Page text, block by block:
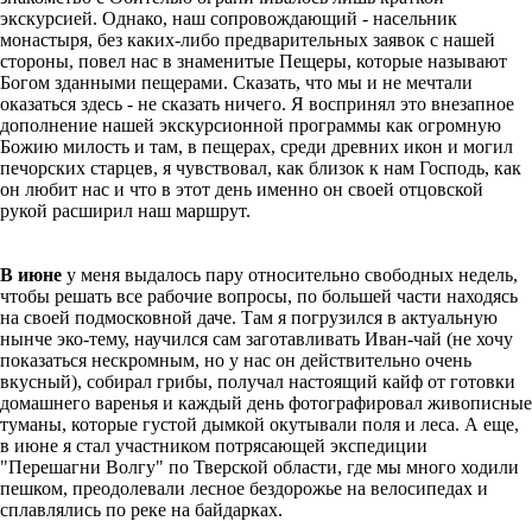
экскурсией. Однако, наш сопровождающий - насельник
монастыря, без каких-либо предварительных заявок с нашей
стороны, повел нас в знаменитые Пещеры, которые называют
Богом зданными пещерами. Сказать, что мы и не мечтали
оказаться здесь - не сказать ничего. Я воспринял это внезапное
дополнение нашей экскурсионной программы как огромную
Божию милость и там, в пещерах, среди древних икон и могил
печорских старцев, я чувствовал, как близок к нам Господь, как
он любит нас и что в этот день именно он своей отцовской
рукой расширил наш маршрут.
В июне у меня выдалось пару относительно свободных недель,
чтобы решать все рабочие вопросы, по большей части находясь
на своей подмосковной даче. Там я погрузился в актуальную
нынче эко-тему, научился сам заготавливать Иван-чай (не хочу
показаться нескромным, но у нас он действительно очень
вкусный), собирал грибы, получал настоящий кайф от готовки
домашнего варенья и каждый день фотографировал живописные
туманы, которые густой дымкой окутывали поля и леса. А еще,
в июне я стал участником потрясающей экспедиции
"Перешагни Волгу" по Тверской области, где мы много ходили
пешком, преодолевали лесное бездорожье на велосипедах и
сплавлялись по реке на байдарках.